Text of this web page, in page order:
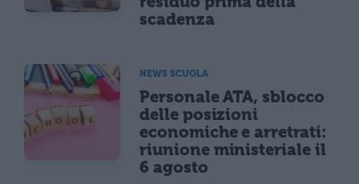
scadenza
NEWS SCUOLA
Personale ATA, sblocco
delle posizioni
economiche e arretrati:
riunione ministeriale il
6 agosto